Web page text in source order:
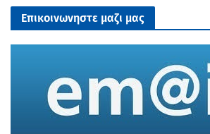
Επικοινωνηστε μαζι μας